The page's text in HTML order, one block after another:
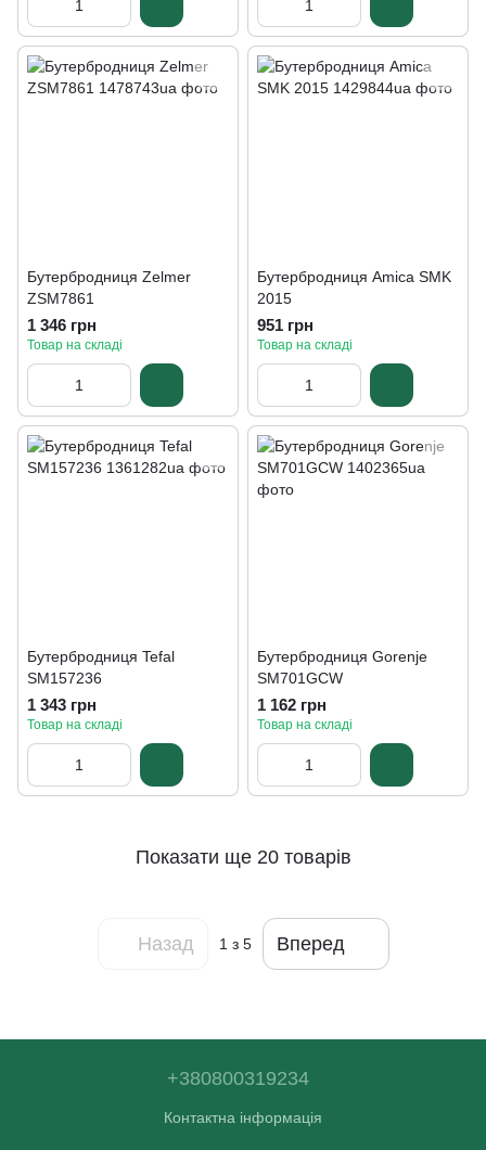
Бутербродниця Zelmer
ZSM7861
1 346 грн
Товар на складі
Бутербродниця Amica SMK
2015
951 грн
Товар на складі
Бутербродниця Tefal
SM157236
1 343 грн
Товар на складі
Бутербродниця Gorenje
SM701GCW
1 162 грн
Товар на складі
Показати ще 20 товарів
Назад 1 з 5 Вперед
+380800319234
Контактна інформація